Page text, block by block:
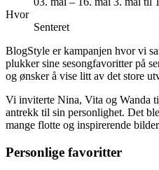
Hvor
Senteret
BlogStyle er kampanjen hvor vi
plukker sine sesongfavoritter på
og ønsker å vise litt av det store
Vi inviterte Nina, Vita og Wanda
antrekk til sin personlighet. Det
mange flotte og inspirerende
Personlige favoritter